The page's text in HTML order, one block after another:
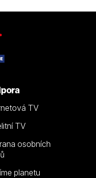
TV
TV
osobních
planetu